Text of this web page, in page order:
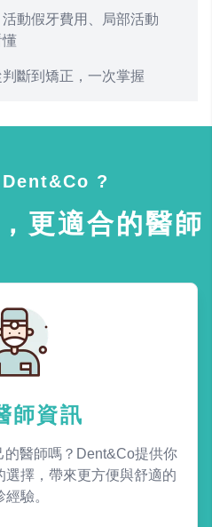
動假牙費用、局部活動
懂
斷到矯正，一次掌握
Dent&Co ?
更適合的醫師
師資訊
醫師嗎？Dent&Co提供你
擇，帶來更方便與舒適的
經驗。